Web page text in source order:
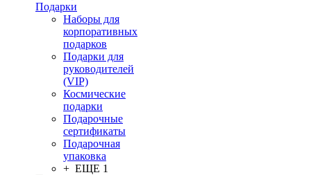
Подарки
Наборы для
корпоративных
подарков
Подарки для
руководителей
(VIP)
Космические
подарки
Подарочные
сертификаты
Подарочная
упаковка
+ ЕЩЕ 1